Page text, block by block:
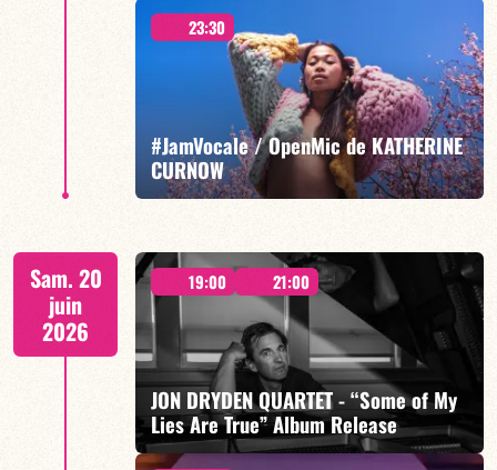
Gaspard Moglia / Noé Huchard / Pierre-Eden Guilbaud
23:30
#JamVocale / OpenMic de KATHERINE
CURNOW
À partir de 23h30
EN SAVOIR PLUS
Sam. 20
juin
2026
19:00 21:00
JON DRYDEN QUARTET - “Some of My
Lies Are True” Album Release